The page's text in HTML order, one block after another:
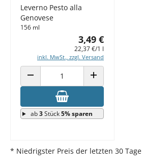
Leverno Pesto alla
Genovese
156 ml
3,49 €
22,37 €/1 l
inkl. MwSt., zzgl. Versand
ANZAHL VERRINGERN ANZAHL ERHÖHEN
ab3Stück5% sparen
* Niedrigster Preis der letzten 30 Tage